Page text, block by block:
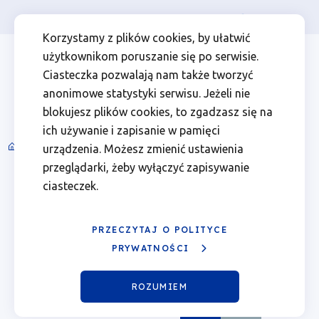
Korzystamy z plików cookies, by ułatwić
użytkownikom poruszanie się po serwisie.
Ciasteczka pozwalają nam także tworzyć
anonimowe statystyki serwisu. Jeżeli nie
blokujesz plików cookies, to zgadzasz się na
ich używanie i zapisanie w pamięci
urządzenia. Możesz zmienić ustawienia
przeglądarki, żeby wyłączyć zapisywanie
ciasteczek.
PRZECZYTAJ O POLITYCE
PRYWATNOŚCI
ROZUMIEM
Kalendarz
wydarzeń
10.06.2026
Europejskie
Wielkopolski
Przejdź
głównej
nawigacji
Przejdź
wyszukiwarki
Przejdź
zawartości
strony
Przejdź
stopki
Menu
Header
Top
Osoba prywatna Firma
Menu
top
left
Ścieżka
nawigacyjna
Spotkania informacyjne i wydarzenia
Śr. Czw. Pt.
01
04 05 06
Pokaż
07Sierpień
08